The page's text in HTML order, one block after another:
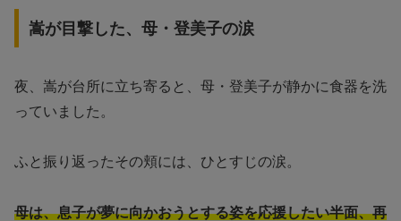
嵩が目撃した、母・登美子の涙
夜、嵩が台所に立ち寄ると、母・登美子が静かに食器を洗
っていました。
ふと振り返ったその頬には、ひとすじの涙。
母は、息子が夢に向かおうとする姿を応援したい半面、再